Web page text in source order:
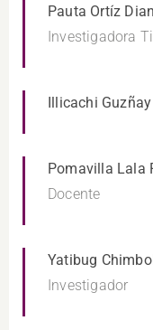
Pauta Ortíz
Investigadora
Illicachi
Pomavilla Lala
Docente
Yatibug
Investigador